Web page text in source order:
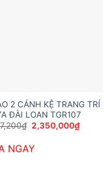
2 CÁNH KỆ TRANG TRÍ
ĐÀI LOAN TGR107
₫ Giá
gốc
3,877,200₫.
2,350,000₫Giá
hiện
NGAY